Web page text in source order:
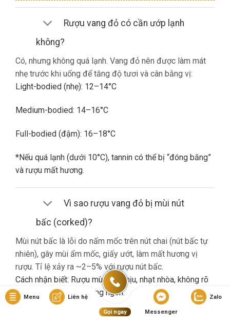
Rượu vang đỏ có cần ướp lạnh
không?
Có, nhưng không quá lạnh. Vang đỏ nên được làm mát
nhẹ trước khi uống để tăng độ tươi và cân bằng vị:
Light-bodied (nhẹ): 12–14°C
Medium-bodied: 14–16°C
Full-bodied (đậm): 16–18°C
*Nếu quá lạnh (dưới 10°C), tannin có thể bị “đóng băng”
và rượu mất hương.
Vì sao rượu vang đỏ bị mùi nút
bấc (corked)?
Mùi nút bấc là lỗi do nấm mốc trên nút chai (nút bấc tự
nhiên), gây mùi ẩm mốc, giấy ướt, làm mất hương vị
rượu. Tỉ lệ xảy ra ~2–5% với rượu nút bấc.
Cách nhận biết: Rượu mùi khó chịu, nhạt nhòa, không rõ
hương trái cây dù là vang ngon.
Nếu gặp lỗi này, bạn nên liên hệ cửa hàng đổi trả (nếu có
Menu Liên hệ
Gọi ngay Messenger
Zalo